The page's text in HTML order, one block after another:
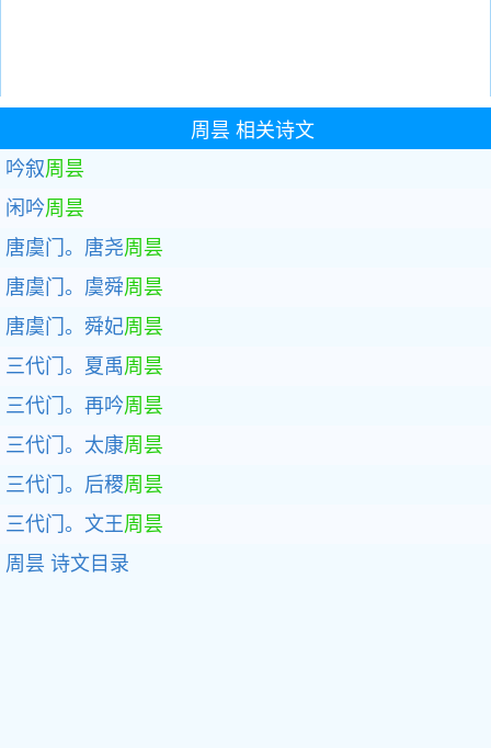
周昙 相关诗文
吟叙周昙
闲吟周昙
唐虞门。唐尧周昙
唐虞门。虞舜周昙
唐虞门。舜妃周昙
三代门。夏禹周昙
三代门。再吟周昙
三代门。太康周昙
三代门。后稷周昙
三代门。文王周昙
周昙 诗文目录